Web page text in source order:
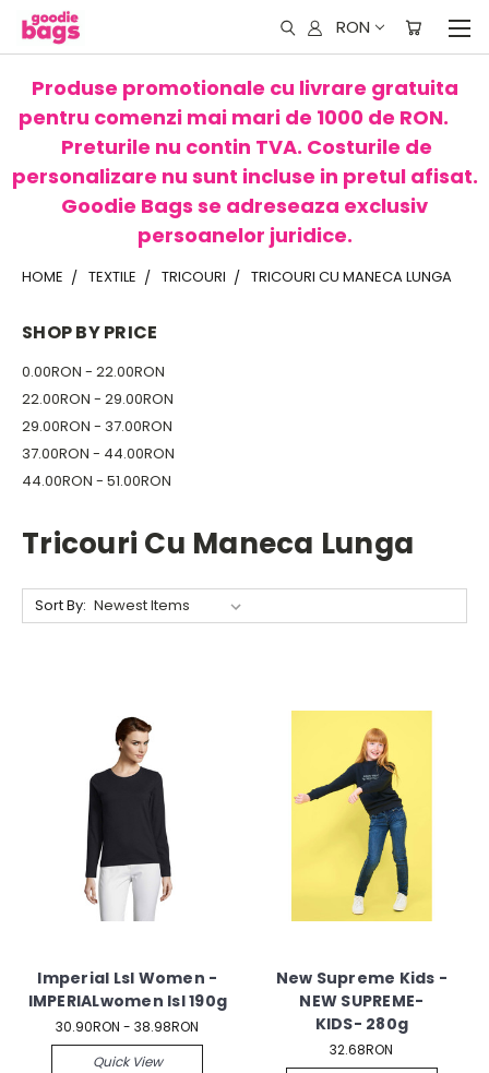
RON
Produse promotionale cu livrare gratuita
pentru comenzi mai mari de 1000 de RON.
Preturile nu contin TVA. Costurile de
personalizare nu sunt incluse in pretul afisat.
Goodie Bags se adreseaza exclusiv
persoanelor juridice.
HOME TEXTILE TRICOURI TRICOURI CU MANECA LUNGA
SHOP BY PRICE
0.00RON - 22.00RON
22.00RON - 29.00RON
29.00RON - 37.00RON
37.00RON - 44.00RON
44.00RON - 51.00RON
Tricouri Cu Maneca Lunga
Sort By:
Imperial Lsl Women -
IMPERIALwomen lsl 190g
30.90RON - 38.98RON
Quick View
New Supreme Kids -
NEW SUPREME-
KIDS- 280g
32.68RON